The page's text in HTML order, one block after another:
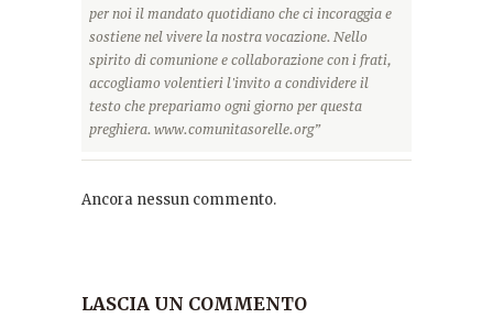
per noi il mandato quotidiano che ci incoraggia e
sostiene nel vivere la nostra vocazione. Nello
spirito di comunione e collaborazione con i frati,
accogliamo volentieri l'invito a condividere il
testo che prepariamo ogni giorno per questa
preghiera. www.comunitasorelle.org”
Ancora nessun commento.
LASCIA UN COMMENTO